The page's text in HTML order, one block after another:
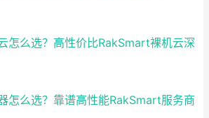
怎么选？高性价比RakSmart裸机云深
怎么选？靠谱高性能RakSmart服务商